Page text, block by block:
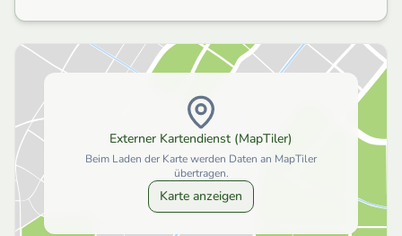
Externer Kartendienst (MapTiler)
Beim Laden der Karte werden Daten an MapTiler
übertragen.
Karte anzeigen